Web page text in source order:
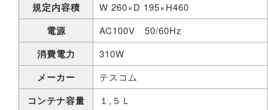
規定内容積 W 260×D 195×H460
電源 AC100V 50/60Hz
消費電力 310W
メーカー テスコム
コンテナ容量 １,５Ｌ